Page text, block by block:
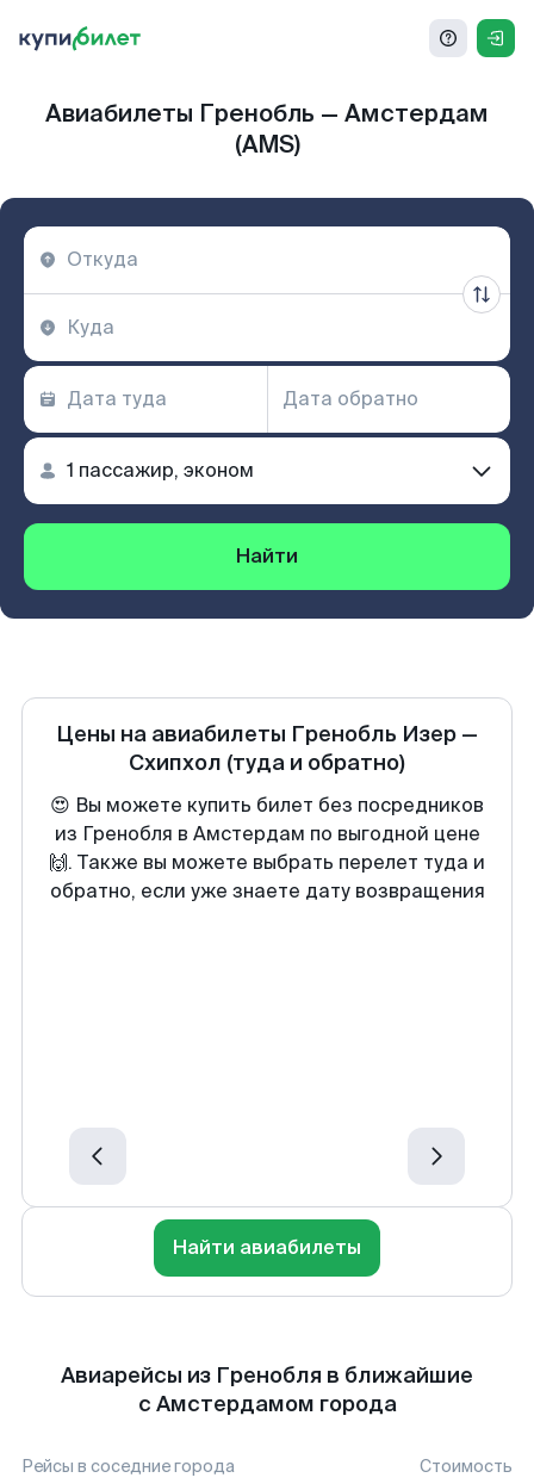
Авиабилеты Гренобль — Амстердам
(AMS)
Найти
Цены на авиабилеты Гренобль Изер —
Схипхол (туда и обратно)
😍 Вы можете купить билет без посредников
из Гренобля в Амстердам по выгодной цене
🙌. Также вы можете выбрать перелет туда и
обратно, если уже знаете дату возвращения
Найти авиабилеты
Авиарейсы из Гренобля в ближайшие
с Амстердамом города
Рейсы в соседние города Стоимость